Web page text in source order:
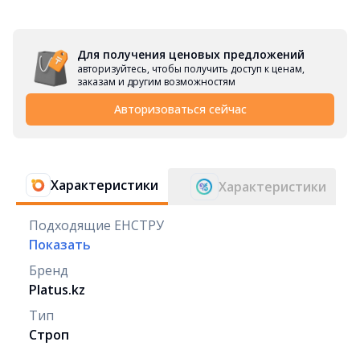
Для получения ценовых предложений
авторизуйтесь, чтобы получить доступ к ценам,
заказам и другим возможностям
Авторизоваться сейчас
Характеристики Характеристики
Подходящие ЕНСТРУ
Показать
Бренд
Platus.kz
Тип
Строп